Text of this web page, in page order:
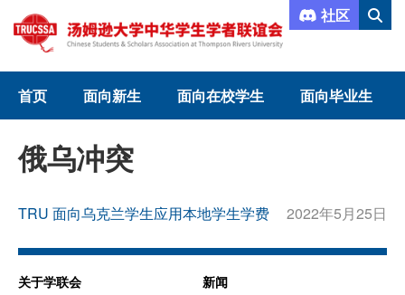
社区
首页 面向新生 面向在校学生 面向毕业生
俄乌冲突
TRU 面向乌克兰学生应用本地学生学费 2022年5月25日
关于学联会 新闻